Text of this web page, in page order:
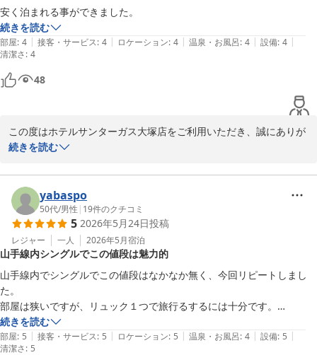
ぞご安心ください。
お部屋のコンパクトさにつきましても、すぐに慣れてお過ごしいた
だけたとのこと、ありがたく存じます。
今後もより快適な環境づくりに努めてまいります。
またお近くへお越しの際には、ご利用いただけますと幸いでござい
ホテルサンターガス大塚店
安く泊まれる事ができました。
続きを読む
部屋: 4 | 接客・サービス: 4 | ロケーション: 4 | 温泉・お風呂: 4 | 設備: 4 |
清潔さ: 4
48
この度はホテルサンターガス大塚店をご利用いただき、誠にありが
とうございます。
た。
今後もご満足いただける価格と環境づくりに努めてまいります。
またお近くへお越しの際には、ぜひご利用いただけますと幸いでご
ざいます。スタッフ一同、心よりお待ち申し上げております。
ホテルサンターガス大塚店
2026-05-27
続きを読む
yabaspo
50代/男性 | 19件のクチコミ
5 2026年5月24日投稿
レジャー 一人 2026年5月宿泊
山手線内シングルでこの値段は魅力的
山手線内でシングルでこの値段はなかなか無く、今回リピートしまし
た。
部屋は狭いですが、リュック１つで旅行るするには十分です。
続きを読む
部屋: 5 | 接客・サービス: 5 | ロケーション: 5 | 温泉・お風呂: 4 | 設備: 5 |
清潔さ: 5